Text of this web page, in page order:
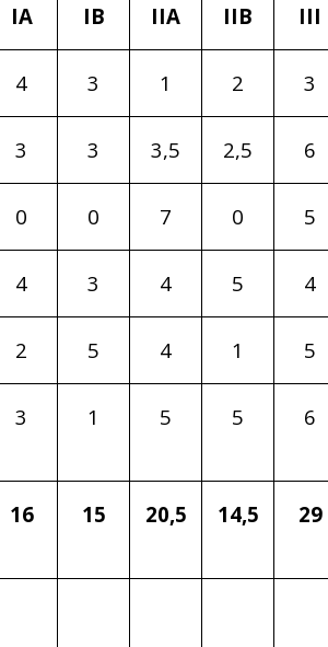
IA
IB
IIA
IIB
III
4 3 1 2 3
3 3 3,5 2,5 6
0 0 7 0 5
4 3 4 5 4
2 5 4 1 5
3 1 5 5 6
16 15 20,5 14,5 29